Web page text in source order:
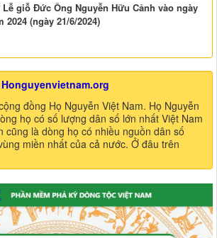
giỗ Đức Ông Nguyễn Hữu Cảnh vào ngày
2024 (ngày 21/6/2024)
đồng Họ Nguyễn Việt Nam. Họ Nguyễn
họ có số lượng dân số lớn nhất Việt Nam
cũng là dòng họ có nhiều nguồn dân số
miền nhất của cả nước. Ở đâu trên